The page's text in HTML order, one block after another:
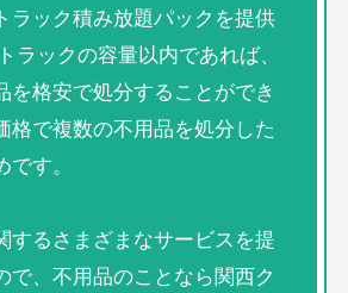
ラック積み放題パックを提供
ラックの容量以内であれば、
を格安で処分することができ
格で複数の不用品を処分した
す。
するさまざまなサービスを提
で、不用品のことなら関西ク